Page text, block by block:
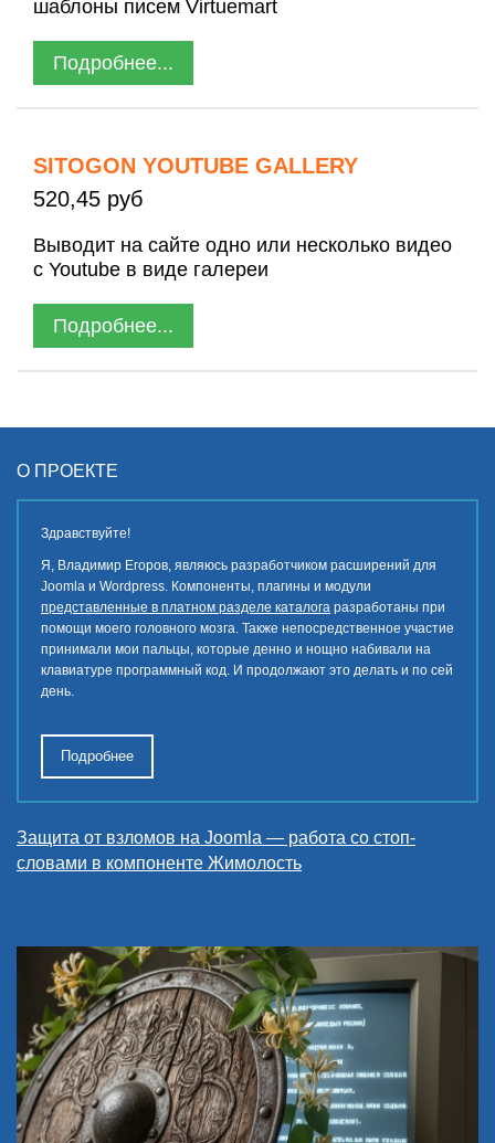
шаблоны писем Virtuemart
Подробнее...
SITOGON YOUTUBE GALLERY
520,45 руб
Выводит на сайте одно или несколько видео
с Youtube в виде галереи
Подробнее...
О ПРОЕКТЕ
Здравствуйте!
Я, Владимир Егоров, являюсь разработчиком расширений для
Joomla и Wordpress. Компоненты, плагины и модули
представленные в платном разделе каталога разработаны при
помощи моего головного мозга. Также непосредственное участие
принимали мои пальцы, которые денно и нощно набивали на
клавиатуре программный код. И продолжают это делать и по сей
день.
Подробнее
Защита от взломов на Joomla — работа со стоп-
словами в компоненте Жимолость